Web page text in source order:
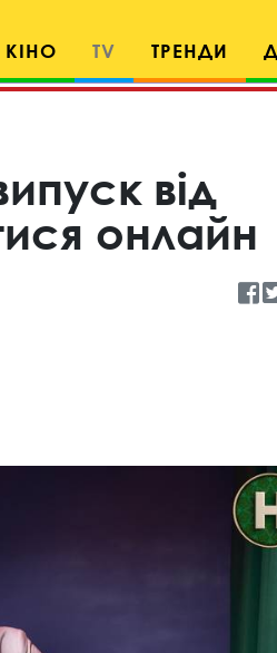
КІНО TV ТРЕНДИ
від
онлайн